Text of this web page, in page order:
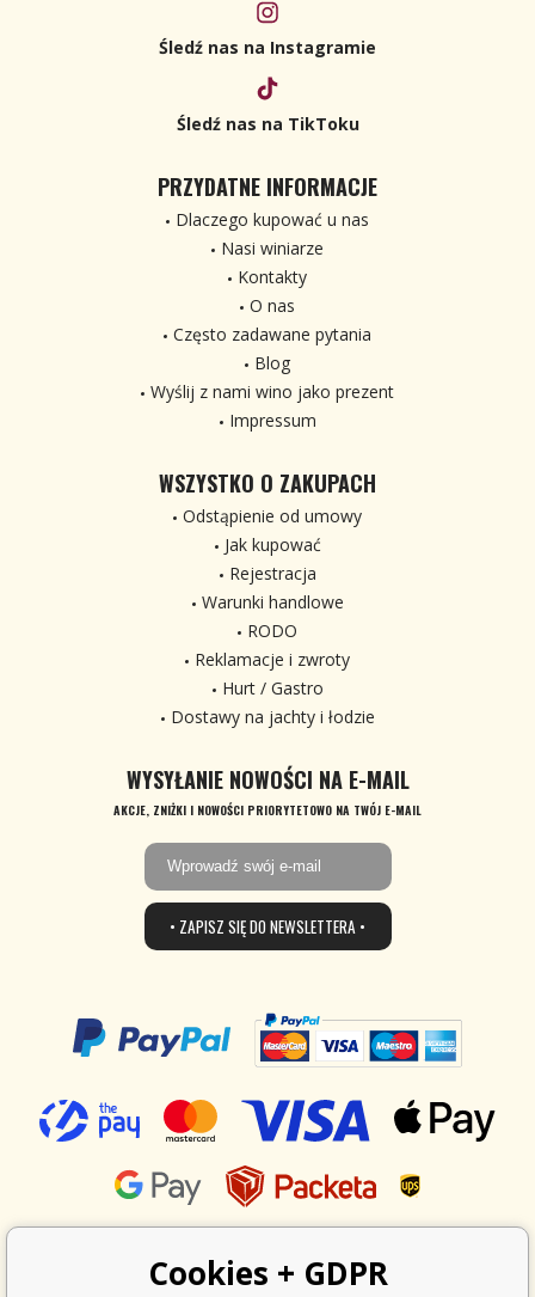
Śledź nas na Instagramie
Śledź nas na TikToku
PRZYDATNE INFORMACJE
Dlaczego kupować u nas
Nasi winiarze
Kontakty
O nas
Często zadawane pytania
Blog
Wyślij z nami wino jako prezent
Impressum
WSZYSTKO O ZAKUPACH
Odstąpienie od umowy
Jak kupować
Rejestracja
Warunki handlowe
RODO
Reklamacje i zwroty
Hurt / Gastro
Dostawy na jachty i łodzie
WYSYŁANIE NOWOŚCI NA E-MAIL
AKCJE, ZNIŻKI I NOWOŚCI PRIORYTETOWO NA TWÓJ E-MAIL
• ZAPISZ SIĘ DO NEWSLETTERA •
Cookies + GDPR